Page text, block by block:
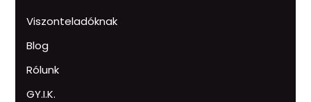
Viszonteladóknak
Blog
Rólunk
GY.I.K.